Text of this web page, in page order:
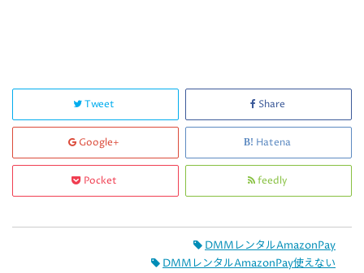
Tweet Share
Google+ Hatena
Pocket feedly
DMMレンタルAmazonPay
DMMレンタルAmazonPay使えない